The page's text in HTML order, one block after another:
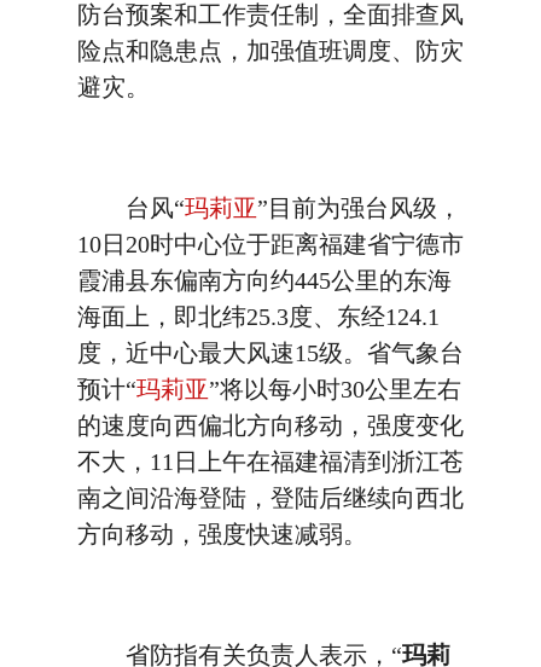
防台预案和工作责任制，全面排查风
险点和隐患点，加强值班调度、防灾
避灾。
台风“玛莉亚”目前为强台风级，
10日20时中心位于距离福建省宁德市
霞浦县东偏南方向约445公里的东海
海面上，即北纬25.3度、东经124.1
度，近中心最大风速15级。省气象台
预计“玛莉亚”将以每小时30公里左右
的速度向西偏北方向移动，强度变化
不大，11日上午在福建福清到浙江苍
南之间沿海登陆，登陆后继续向西北
方向移动，强度快速减弱。
省防指有关负责人表示，“玛莉